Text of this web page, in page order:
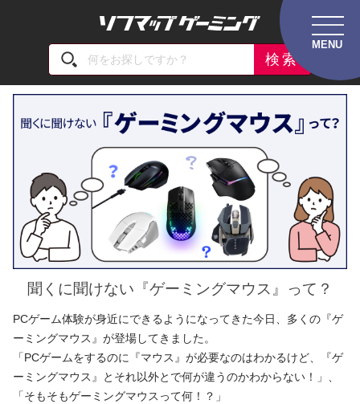
GAMING ZONE
聞くに聞けない『ゲーミングマウス』って？
PCゲーム体験が身近にできるようになってきた今日、多くの『ゲ
ーミングマウス』が登場してきました。
「PCゲームをするのに『マウス』が必要なのはわかるけど、『ゲ
ーミングマウス』とそれ以外とで何が違うのかわからない！」、
「そもそもゲーミングマウスって何！？」